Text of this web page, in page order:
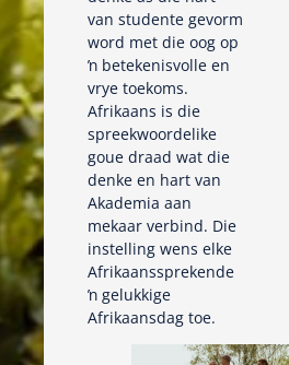
van studente gevorm
word met die oog op
ŉ betekenisvolle en
vrye toekoms.
Afrikaans is die
spreekwoordelike
goue draad wat die
denke en hart van
Akademia aan
mekaar verbind. Die
instelling wens elke
Afrikaanssprekende
ŉ gelukkige
Afrikaansdag toe.